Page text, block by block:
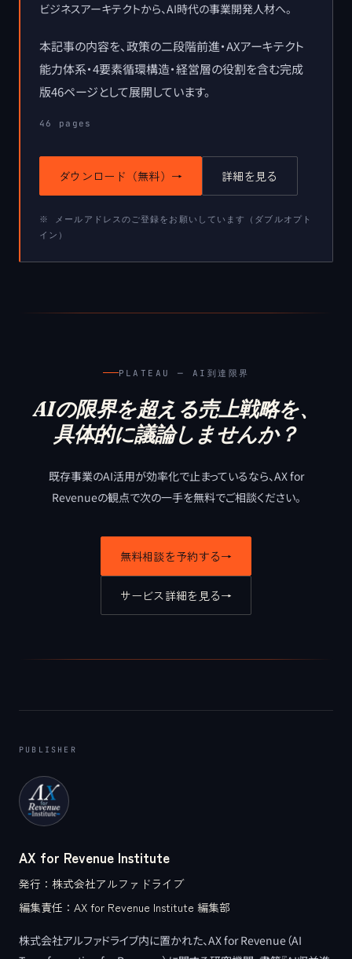
ビジネスアーキテクトから、AI時代の事業開発人材へ。
本記事の内容を、政策の二段階前進・AXアーキテクト
能力体系・4要素循環構造・経営層の役割を含む完成
版46ページとして展開しています。
46 pages
ダウンロード（無料） → 詳細を見る
※ メールアドレスのご登録をお願いしています（ダブルオプト
イン）
PLATEAU ─ AI到達限界
AIの限界を超える売上戦略を、
具体的に議論しませんか？
既存事業のAI活用が効率化で止まっているなら、AX for
Revenueの観点で次の一手を無料でご相談ください。
無料相談を予約する→
サービス詳細を見る→
PUBLISHER
AX for Revenue Institute
発行： 株式会社アルファドライブ
編集責任： AX for Revenue Institute 編集部
株式会社アルファドライブ内に置かれた、AX for Revenue（AI